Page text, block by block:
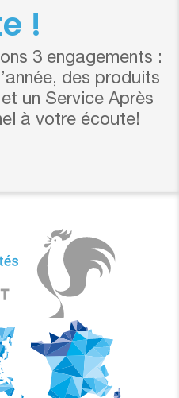
!
3 engagements :
des produits
un Service Après
à votre écoute!